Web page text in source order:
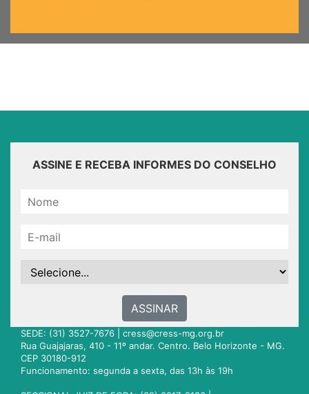
ASSINE E RECEBA INFORMES DO CONSELHO
ASSINAR
SEDE: (31) 3527-7676 | cress@cress-mg.org.br
Rua Guajajaras, 410 - 11º andar. Centro. Belo Horizonte - MG.
CEP 30180-912
Funcionamento: segunda a sexta, das 13h às 19h